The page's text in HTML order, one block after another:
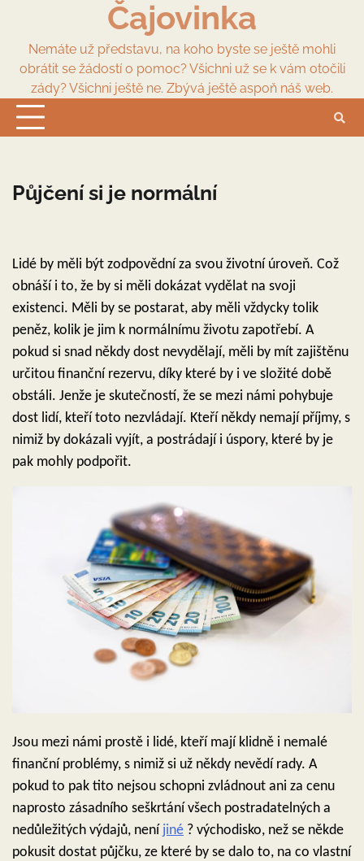
content
Čajovinka
Nemáte už představu, na koho byste se ještě mohli
obrátit se žádostí o pomoc? Všichni už se k vám otočili
zády? Všichni ještě ne. Zbývá ještě aspoň náš web.
Půjčení si je normální
Lidé by měli být zodpovědní za svou životní úroveň. Což
obnáší i to, že by si měli dokázat vydělat na svoji
existenci. Měli by se postarat, aby měli vždycky tolik
peněz, kolik je jim k normálnímu životu zapotřebí. A
pokud si snad někdy dost nevydělají, měli by mít zajištěnu
určitou finanční rezervu, díky které by i ve složité době
obstáli. Jenže je skutečností, že se mezi námi pohybuje
dost lidí, kteří toto nezvládají. Kteří někdy nemají příjmy, s
nimiž by dokázali vyjít, a postrádají i úspory, které by je
pak mohly podpořit.
Jsou mezi námi prostě i lidé, kteří mají klidně i nemalé
finanční problémy, s nimiž si už někdy nevědí rady. A
pokud to pak tito nejsou schopni zvládnout ani za cenu
naprosto zásadního seškrtání všech postradatelných a
nedůležitých výdajů, není jiné ? východisko, než se někde
pokusit dostat půjčku, ze které by se dalo to, na co vlastní